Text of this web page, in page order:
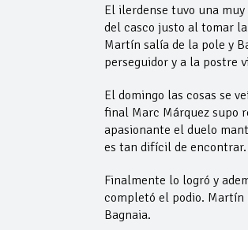
El ilerdense tuvo una
del casco justo al tomar
Martín salía de la pole y
perseguidor y a la postre
El domingo las cosas se
final Marc Márquez supo
apasionante el duelo
es tan difícil de encontrar.
Finalmente lo logró y
completó el podio. Martín
Bagnaia.